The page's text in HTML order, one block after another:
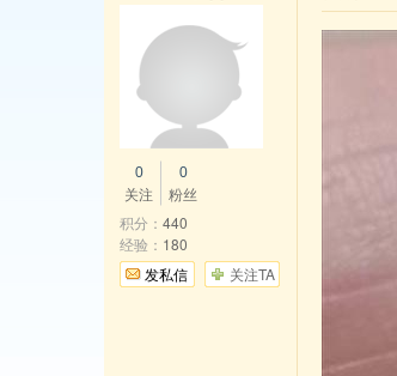
0
关注
0
粉丝
积分： 440
经验： 180
发私信
关注TA